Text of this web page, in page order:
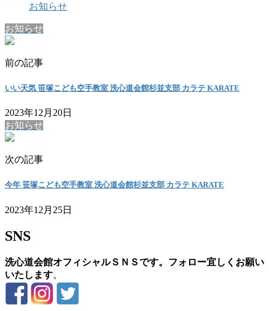
お知らせ
お知らせ
前の記事
いい天気 笹塚こども空手教室 洗心道会館杉並支部 カラテ KARATE
2023年12月20日
お知らせ
次の記事
今年 笹塚こども空手教室 洗心道会館杉並支部 カラテ KARATE
2023年12月25日
SNS
洗心道会館オフィシャルＳＮＳです。フォロー宜しくお願い
いたします。